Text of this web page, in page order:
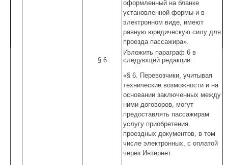
оформленный на бланке
установленной формы и в
электронном виде, имеют
равную юридическую силу для
проезда пассажира».
§ 6
Изложить параграф 6 в
следующей редакции:
«§ 6. Перевозчики, учитывая
технические возможности и на
основании заключенных между
ними договоров, могут
предоставлять пассажирам
услугу приобретения
проездных документов, в том
числе электронных, с оплатой
через Интернет.